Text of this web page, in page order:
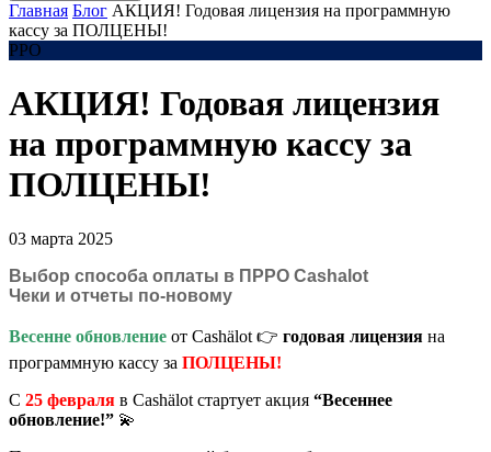
Главная Блог АКЦИЯ! Годовая лицензия на программную
кассу за ПОЛЦЕНЫ!
РРО
АКЦИЯ! Годовая лицензия
на программную кассу за
ПОЛЦЕНЫ!
03 марта 2025
Выбор способа оплаты в ПРРО Cashalot
Чеки и отчеты по-новому
Весенне обновление от Cashӓlot 👉 годовая лицензия на
программную кассу за ПОЛЦЕНЫ!
С 25 февраля в Cashӓlot стартует акция “Весеннее
обновление!” 💫